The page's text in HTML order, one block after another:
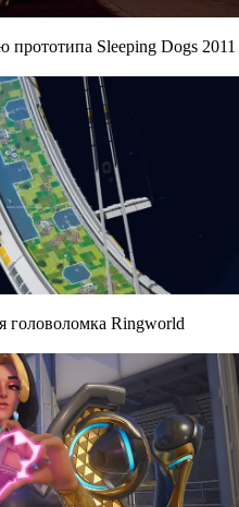
Sleeping Dogs 2011
головоломка Ringworld